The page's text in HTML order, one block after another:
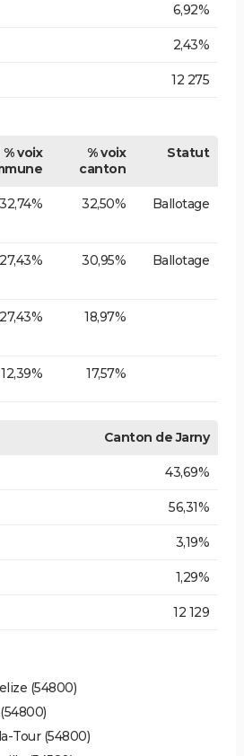
6,92%
2,43%
12 275
% voix
% voix
canton
Statut
32,74% 32,50% Ballotage
27,43% 30,95% Ballotage
27,43% 18,97%
12,39% 17,57%
Canton de Jarny
43,69%
56,31%
3,19%
1,29%
12 129
(54800)
Tour (54800)